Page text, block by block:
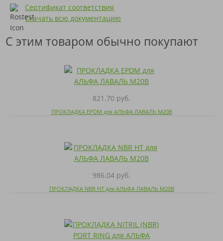
Сертификат соответствия
Скачать всю документацию
С этим товаром обычно покупают
821.70 руб.
ПРОКЛАДКА EPDM для АЛЬФА ЛАВАЛЬ M20B
986.04 руб.
ПРОКЛАДКА NBR HT для АЛЬФА ЛАВАЛЬ M20B